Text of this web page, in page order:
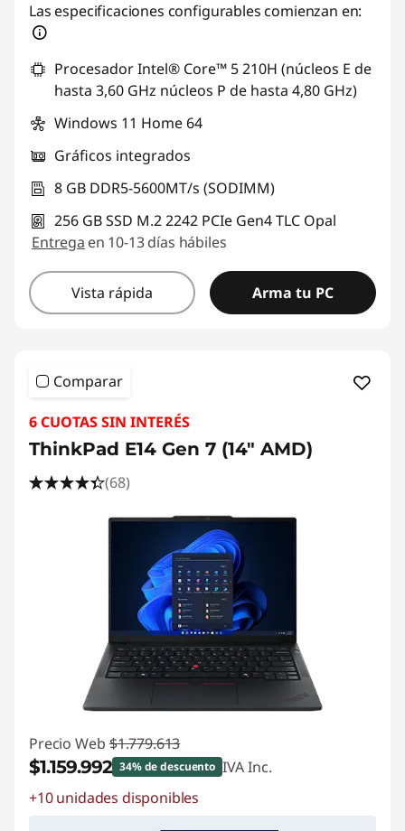
Las especificaciones configurables comienzan en:
Procesador Intel® Core™ 5 210H (núcleos E de
hasta 3,60 GHz núcleos P de hasta 4,80 GHz)
Windows 11 Home 64
Gráficos integrados
8 GB DDR5-5600MT/s (SODIMM)
256 GB SSD M.2 2242 PCIe Gen4 TLC Opal
Entrega en 10-13 días hábiles
Vista rápida Arma tu PC
Comparar
6 CUOTAS SIN INTERÉS
ThinkPad E14 Gen 7 (14" AMD)
(68)
Precio Web $1.779.613
$1.159.992 34% de descuento IVA Inc.
Ahorros instantáneos :
+10 unidades disponibles